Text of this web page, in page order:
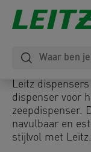
Leitz
dispenser voor
zeepdispenser.
navulbaar en
stijlvol met Leitz.